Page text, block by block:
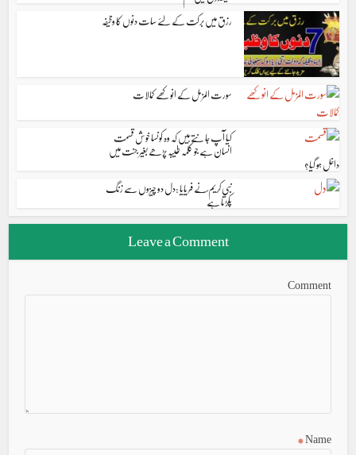
رزق میں برکت کے لئے سات دنوں کا وظیفہ
سورت المزمل کے انوکھے کمالات
کیا آپ جانتے ہیں کہ وہ کونسا خوش قسمت
انسان ہے جو کلمہ طیبہ پڑھے بغیر جنت میں
داخل ہو گیا؟
نبی کریم ؐنے فریایا :دل دو چیزوں سے زنگ
پکڑتا ہے
Leave a Comment
Comment
Name
*